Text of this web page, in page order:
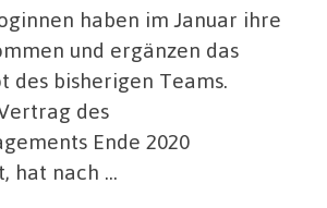
haben im Januar ihre
und ergänzen das
des bisherigen Teams.
des
Ende 2020
hat nach …